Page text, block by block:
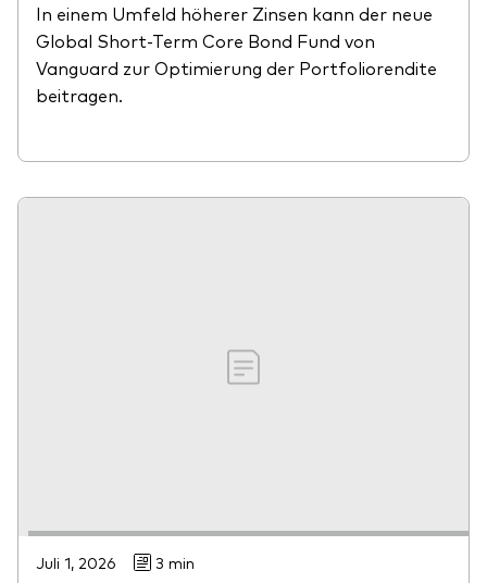
In einem Umfeld höherer Zinsen kann der neue
Global Short-Term Core Bond Fund von
Vanguard zur Optimierung der Portfoliorendite
beitragen.
Juli 1, 2026 3 min